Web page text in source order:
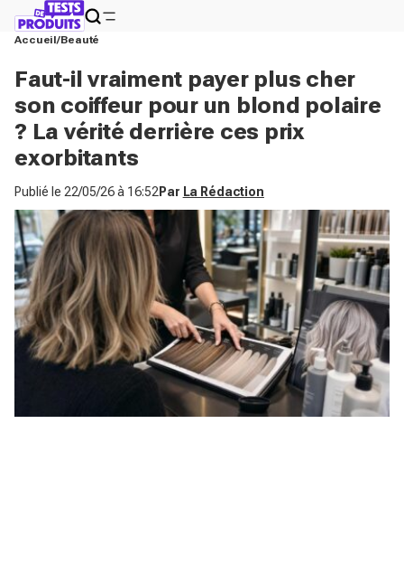
Accueil Beauté
Faut-il vraiment payer plus cher
son coiffeur pour un blond polaire
? La vérité derrière ces prix
exorbitants
Publié le 22/05/26 à 16:52 Par La Rédaction